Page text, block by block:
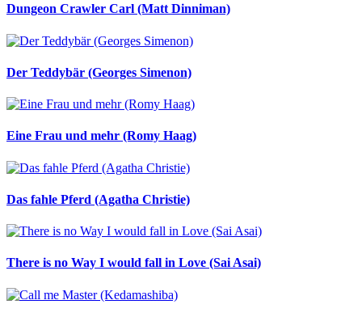
Dungeon Crawler Carl (Matt Dinniman)
Der Teddybär (Georges Simenon)
Eine Frau und mehr (Romy Haag)
Das fahle Pferd (Agatha Christie)
There is no Way I would fall in Love (Sai Asai)